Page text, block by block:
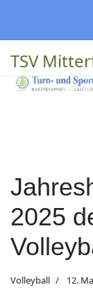
TSV
2025
Volleyball 12.